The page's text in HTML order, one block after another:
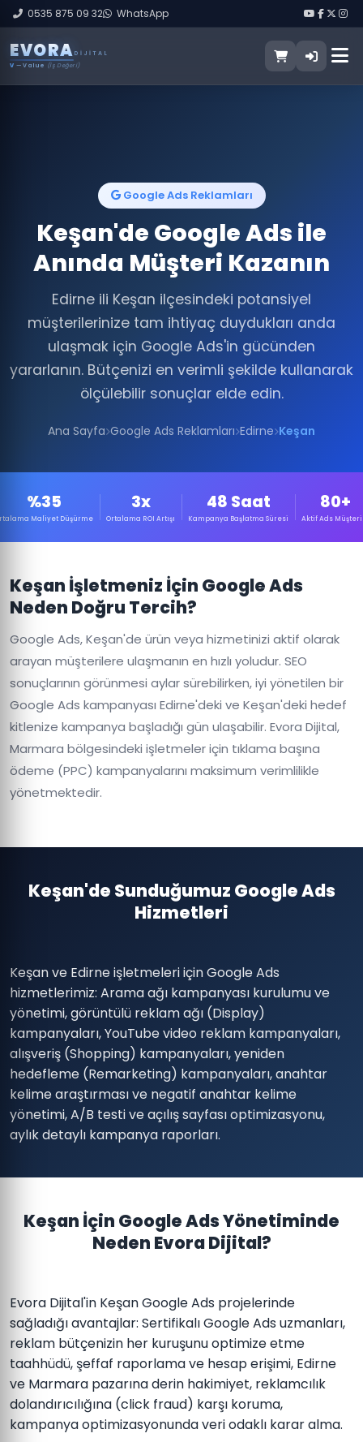
0535 875 09 32 WhatsApp
EVORA DIJITAL
V — Value (İş Değeri)
Google Ads Reklamları
Keşan'de Google Ads ile
Anında Müşteri Kazanın
Edirne ili Keşan ilçesindeki potansiyel
müşterilerinize tam ihtiyaç duydukları anda
ulaşmak için Google Ads'in gücünden
yararlanın. Bütçenizi en verimli şekilde kullanarak
ölçülebilir sonuçlar elde edin.
Ana Sayfa Google Ads Reklamları Edirne Keşan
%35
Maliyet Düşürme
3x
Ortalama ROI Artışı
48 Saat
Kampanya Başlatma Süresi
80+
Aktif Ads
Keşan İşletmeniz İçin Google Ads
Neden Doğru Tercih?
Google Ads, Keşan'de ürün veya hizmetinizi aktif olarak
arayan müşterilere ulaşmanın en hızlı yoludur. SEO
sonuçlarının görünmesi aylar sürebilirken, iyi yönetilen bir
Google Ads kampanyası Edirne'deki ve Keşan'deki hedef
kitlenize kampanya başladığı gün ulaşabilir. Evora Dijital,
Marmara bölgesindeki işletmeler için tıklama başına
ödeme (PPC) kampanyalarını maksimum verimlilikle
yönetmektedir.
Keşan'de Sunduğumuz Google Ads
Hizmetleri
Keşan ve Edirne işletmeleri için Google Ads
hizmetlerimiz: Arama ağı kampanyası kurulumu ve
yönetimi, görüntülü reklam ağı (Display)
kampanyaları, YouTube video reklam kampanyaları,
alışveriş (Shopping) kampanyaları, yeniden
hedefleme (Remarketing) kampanyaları, anahtar
kelime araştırması ve negatif anahtar kelime
yönetimi, A/B testi ve açılış sayfası optimizasyonu,
aylık detaylı kampanya raporları.
Keşan İçin Google Ads Yönetiminde
Neden Evora Dijital?
Evora Dijital'in Keşan Google Ads projelerinde
sağladığı avantajlar: Sertifikalı Google Ads uzmanları,
reklam bütçenizin her kuruşunu optimize etme
taahhüdü, şeffaf raporlama ve hesap erişimi, Edirne
ve Marmara pazarına derin hakimiyet, reklamcılık
dolandırıcılığına (click fraud) karşı koruma,
kampanya optimizasyonunda veri odaklı karar alma.